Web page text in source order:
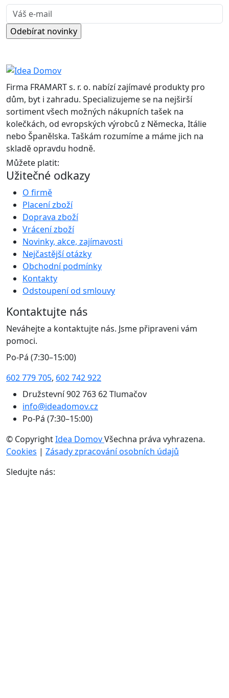
Firma FRAMART s. r. o. nabízí zajímavé produkty pro
dům, byt i zahradu. Specializujeme se na nejširší
sortiment všech možných nákupních tašek na
kolečkách, od evropských výrobců z Německa, Itálie
nebo Španělska. Taškám rozumíme a máme jich na
skladě opravdu hodně.
Můžete platit:
Užitečné odkazy
O firmě
Placení zboží
Doprava zboží
Vrácení zboží
Novinky, akce, zajímavosti
Nejčastější otázky
Obchodní podmínky
Kontakty
Odstoupení od smlouvy
Kontaktujte nás
Neváhejte a kontaktujte nás. Jsme připraveni vám
pomoci.
Po-Pá (7:30–15:00)
602 779 705, 602 742 922
Družstevní 902 763 62 Tlumačov
info@ideadomov.cz
Po-Pá (7:30–15:00)
© CopyrightIdea DomovVšechna práva vyhrazena.
Cookies | Zásady zpracování osobních údajů
Sledujte nás: